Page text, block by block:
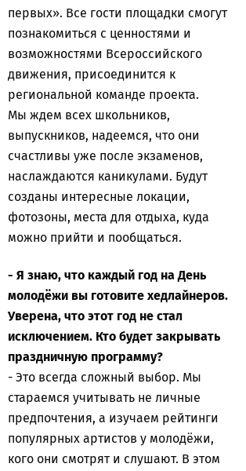
первых». Все гости площадки смогут
познакомиться с ценностями и
возможностями Всероссийского
движения, присоединится к
региональной команде проекта.
Мы ждем всех школьников,
выпускников, надеемся, что они
счастливы уже после экзаменов,
наслаждаются каникулами. Будут
созданы интересные локации,
фотозоны, места для отдыха, куда
можно прийти и пообщаться.
- Я знаю, что каждый год на День
молодёжи вы готовите хедлайнеров.
Уверена, что этот год не стал
исключением. Кто будет закрывать
праздничную программу?
- Это всегда сложный выбор. Мы
стараемся учитывать не личные
предпочтения, а изучаем рейтинги
популярных артистов у молодёжи,
кого они смотрят и слушают. В этом